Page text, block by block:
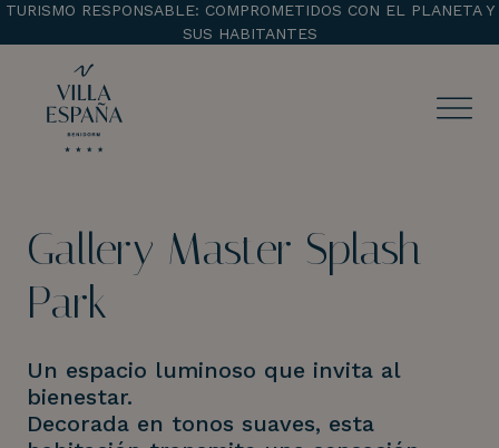
TURISMO RESPONSABLE: COMPROMETIDOS CON EL PLANETA Y
SUS HABITANTES
Gallery Master Splash
Park
Un espacio luminoso que invita al
bienestar.
Decorada en tonos suaves, esta
ENTRADA
¡Comprobar disponibilidad!